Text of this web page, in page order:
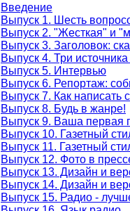
Введение
Выпуск 1. Шесть
Выпуск 2. "Жесткая" и
Выпуск 3. Заголовок:
Выпуск 4. Три
Выпуск 5. Интервью
Выпуск 6. Репортаж:
Выпуск 7. Как написать
Выпуск 8. Будь в жанре!
Выпуск 9. Ваша первая
Выпуск 10. Газетный
Выпуск 11. Газетный
Выпуск 12. Фото в
Выпуск 13. Дизайн и
Выпуск 14. Дизайн и
Выпуск 15. Радио -